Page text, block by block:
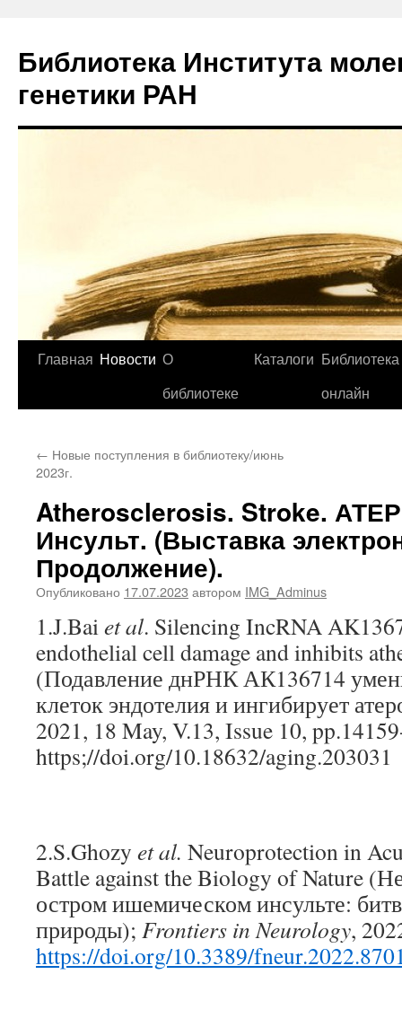
Библиотека Института
генетики РАН
Перейти
Главная Новости О
библиотеке
Каталоги Библиотека
онлайн
← Новые поступления в библиотеку/июнь
2023г.
Atherosclerosis. Stroke.
Инсульт. (Выставка
Продолжение).
Опубликовано 17.07.2023 автором IMG_Adminus
1.J.Baietal. Silencing IncRNA
endothelial cell damage and inhibits
(Подавление днРНК АК136714
клеток эндотелия и ингибирует
2021, 18 May, V.13, Issue 10,
https;//doi.org/10.18632/aging.203031
2.S.Ghozy et al. Neuroprotection in
Battle against the Biology of Nature
остром ишемическом инсульте:
природы); Frontiers in Neurology,
https://doi.org/10.3389/